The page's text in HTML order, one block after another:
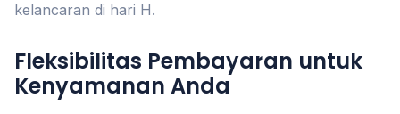
kelancaran di hari H.
Fleksibilitas Pembayaran untuk
Kenyamanan Anda